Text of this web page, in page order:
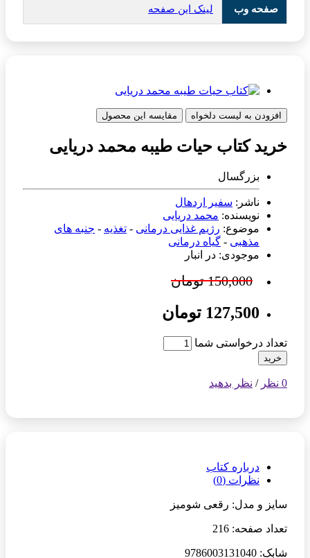
صفحه وب لینک این صفحه
افزودن به لیست دلخواه مقایسه این محصول
خرید کتاب حیات طیبه محمد دریایی
بزرگسال
ناشر: سفیر اردهال
نویسنده: محمد دریایی
موضوع: رژیم غذایی درمانی - تغذیه - جنبه های
مذهبی - گیاه درمانی
موجودی: در انبار
150,000 تومان
127,500 تومان
تعداد درخواستی شما
خرید
0 نظر / نظر بدهید
درباره کتاب
نظرات (0)
سایز و مدل: رقعی شومیز
تعداد صفحه: 216
شابک: 9786003131040